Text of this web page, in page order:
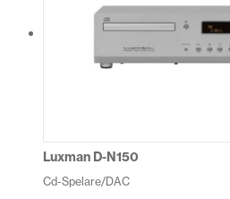
Luxman D-N150
Cd-Spelare/DAC